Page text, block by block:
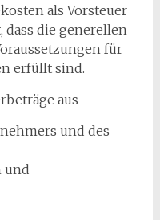
als Vorsteuer
dass die generellen
für
erfüllt sind.
aus
und des
und